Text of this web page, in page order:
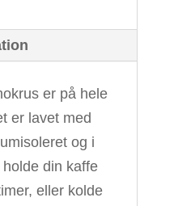
er på hele
er lavet med
og i
din kaffe
eller kolde